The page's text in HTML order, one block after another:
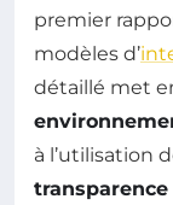
premier
modèles d’
détaillé met
à l’utilisation
transparence